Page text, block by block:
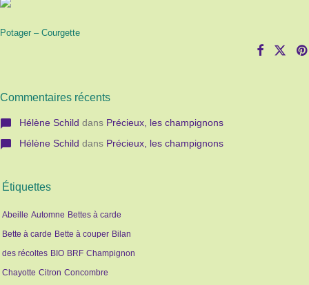
Potager – Courgette
Commentaires récents
Hélène Schild dans Précieux, les champignons
Hélène Schild dans Précieux, les champignons
Étiquettes
Abeille Automne Bettes à carde
Bette à carde Bette à couper Bilan
des récoltes BIO BRF Champignon
Chayotte Citron Concombre